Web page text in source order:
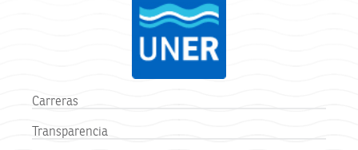
Carreras
Transparencia